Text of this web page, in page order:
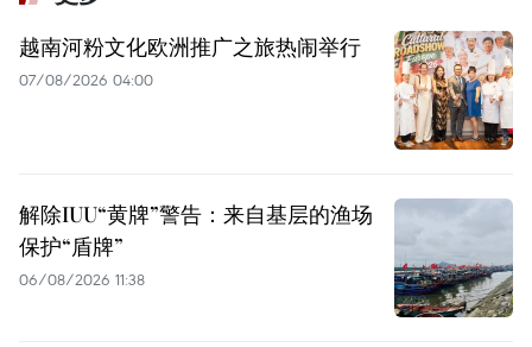
越南河粉文化欧洲推广之旅热闹举行
07/08/2026 04:00
解除IUU“黄牌”警告：来自基层的渔场
保护“盾牌”
06/08/2026 11:38